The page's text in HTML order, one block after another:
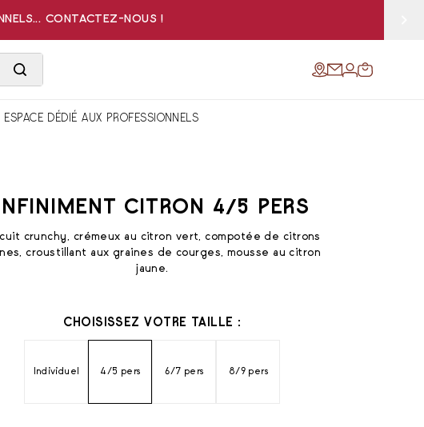
CONTACTEZ-NOUS !
ESPACE DÉDIÉ AUX PROFESSIONNELS
CITRON 4/5 PERS
crunchy, crémeux au citron vert, compotée de citrons
croustillant aux graines de courges, mousse au citron
jaune.
CHOISISSEZ VOTRE TAILLE :
Individuel 4/5 pers 6/7 pers 8/9 pers